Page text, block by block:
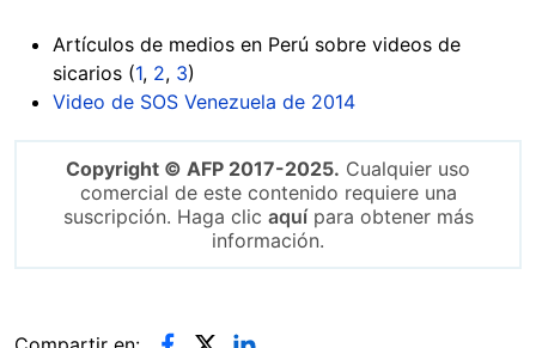
Artículos de medios en Perú sobre videos de
sicarios (1, 2, 3)
Video de SOS Venezuela de 2014
Copyright © AFP 2017-2025. Cualquier uso
comercial de este contenido requiere una
suscripción. Haga clic aquípara obtener más
información.